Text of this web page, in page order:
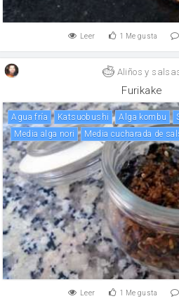
Leer 1 Me gusta
Aliños y
Furikake
Agua fría Katsuobushi alga kombu
Media alga nori
Media cucharada de
Leer 1 Me gusta